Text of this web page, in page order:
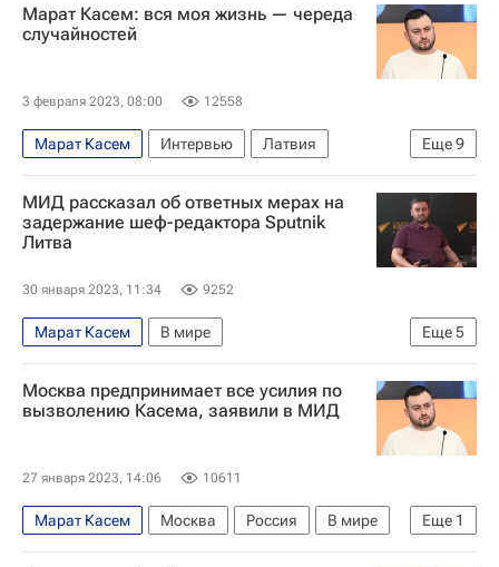
В мире
Дмитрий Киселев
Марат Касем: вся моя жизнь — череда
случайностей
3 февраля 2023, 08:00 12558
Еще9
Марат Касем Интервью
Латвия
Москва
Рига ПИК РУДН
Focus
МИА "Россия сегодня"
Sputnik
МИД рассказал об ответных мерах на
задержание шеф-редактора Sputnik
Литва
30 января 2023, 11:34 9252
Еще5
Марат Касем
В мире
Задержание шеф-редактора Sputnik Литва Касема
Литва
Латвия
Рига
Москва предпринимает все усилия по
вызволению Касема, заявили в МИД
27 января 2023, 14:06 10611
Еще 1
Марат Касем Москва Россия
В мире
Задержание шеф-редактора Sputnik Литва Касема